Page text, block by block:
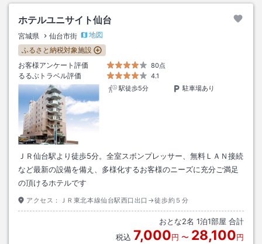
ホテルユニサイト仙台
宮城県 仙台市街
地図
ふるさと納税対象施設
お客様アンケート評価
80点
るるぶトラベル評価
4.1
駅徒歩5分
駐車場あり
ＪＲ仙台駅より徒歩5分。全室スボンプレッサー、無料ＬＡＮ接続
など最新の設備を備え、多様化するお客様のニーズに充分ご満足
の頂けるホテルです
アクセス： ＪＲ東北本線仙台駅西口出口→徒歩約５分
おとな2名 1泊1部屋 合計
税込 7,000円 〜 28,100円